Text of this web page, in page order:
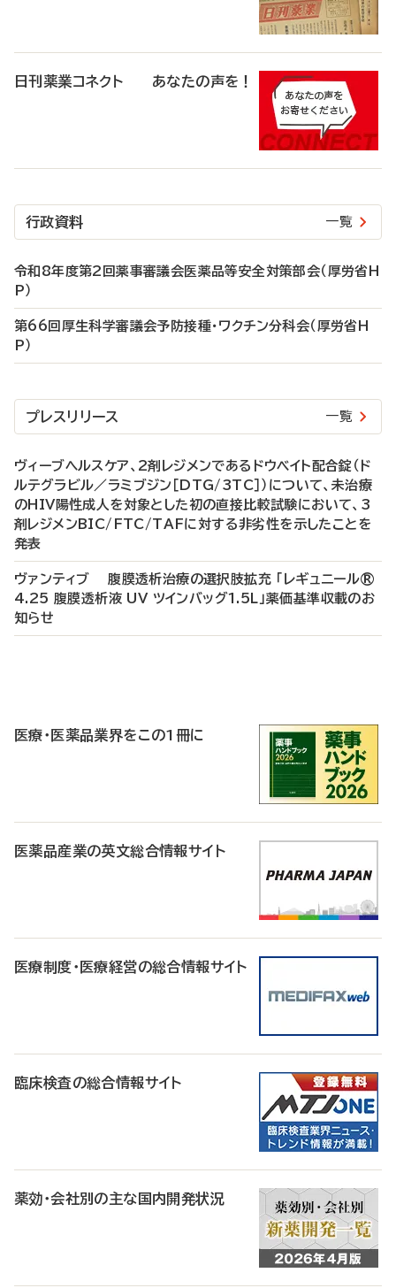
日刊薬業コネクト あなたの声を！
行政資料 一覧
令和8年度第2回薬事審議会医薬品等安全対策部会（厚労省H
P）
第66回厚生科学審議会予防接種・ワクチン分科会（厚労省H
P）
プレスリリース 一覧
ヴィーブヘルスケア、2剤レジメンであるドウベイト配合錠（ド
ルテグラビル／ラミブジン［DTG/3TC］）について、未治療
のHIV陽性成人を対象とした初の直接比較試験において、3
剤レジメンBIC/FTC/TAFに対する非劣性を示したことを
発表
ヴァンティブ 腹膜透析治療の選択肢拡充 「レギュニール®
4.25 腹膜透析液 UV ツインバッグ1.5L」薬価基準収載のお
知らせ
医療・医薬品業界をこの1冊に
医薬品産業の英文総合情報サイト
医療制度・医療経営の総合情報サイト
臨床検査の総合情報サイト
薬効・会社別の主な国内開発状況